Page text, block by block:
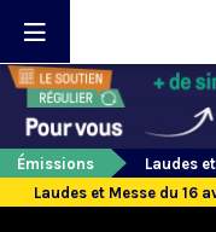
Émissions
Laudes
Laudes et Messe du 16